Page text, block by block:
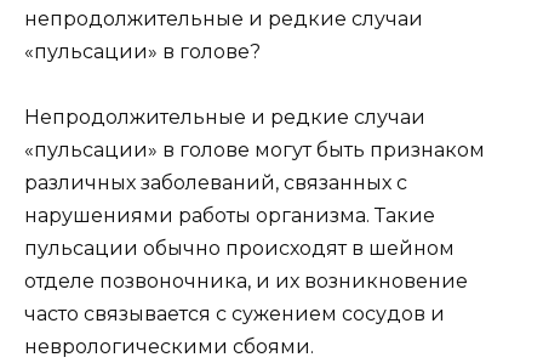
Непродолжительные и редкие случаи
«пульсации» в голове могут быть признаком
различных заболеваний, связанных с
нарушениями работы организма. Такие
пульсации обычно происходят в шейном
отделе позвоночника, и их возникновение
часто связывается с сужением сосудов и
неврологическими сбоями.